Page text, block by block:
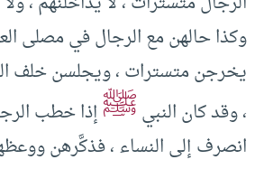
وكذا حالهن مع الرجال في مصلى
يخرجن متسترات ، ويجلسن خلف
، وقد كان النبيﷺإذا خطب
انصرف إلى النساء ، فذكَّرهن